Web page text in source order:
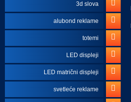
3d slova
alubond reklame
totemi
LED displeji
LED matrični displeji
svetleće reklame